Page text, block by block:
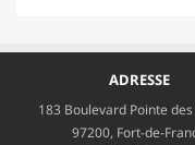
ADRESSE
183 Boulevard Pointe
97200, Fort-de-